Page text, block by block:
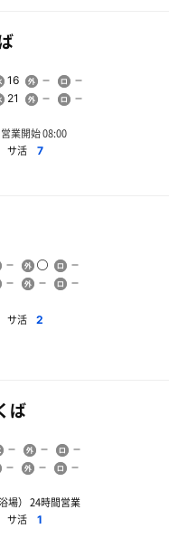
16
21
営業開始 08:00
サ活 7
サ活 2
ば
場） 24時間営業
サ活 1